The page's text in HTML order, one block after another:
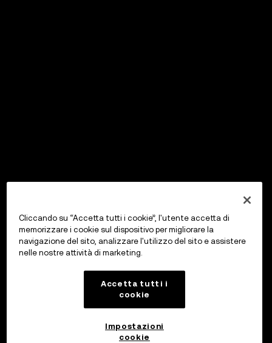
Cliccando su “Accetta tutti i cookie”, l'utente accetta di
memorizzare i cookie sul dispositivo per migliorare la
navigazione del sito, analizzare l'utilizzo del sito e assistere
nelle nostre attività di marketing.
Accetta tutti i
cookie
Impostazioni
cookie